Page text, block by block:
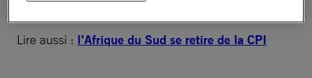
combat contre l’impunité au niveau mondial.
Lire aussi : l’Afrique du Sud se retire de la CPI